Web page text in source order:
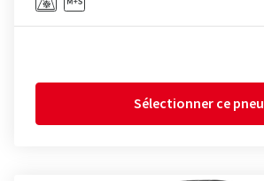
Sélectionner ce pneu